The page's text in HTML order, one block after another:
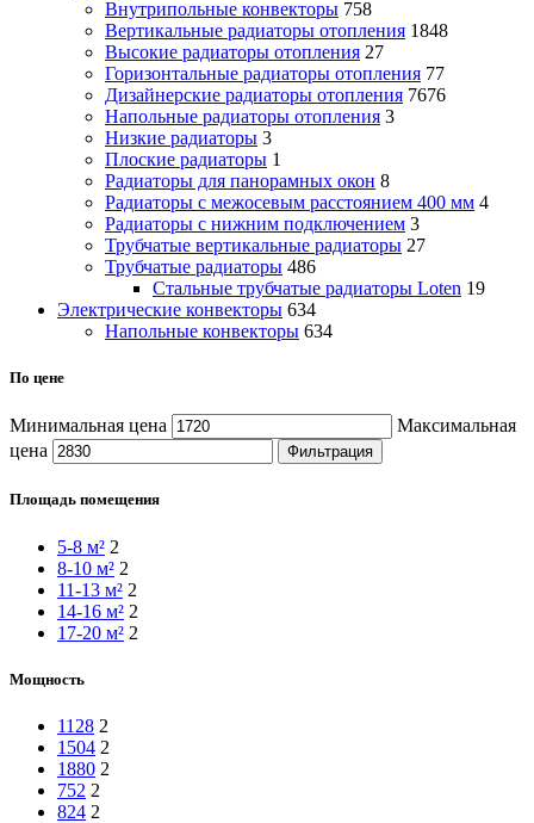
Внутрипольные конвекторы 758
Вертикальные радиаторы отопления 1848
Высокие радиаторы отопления 27
Горизонтальные радиаторы отопления 77
Дизайнерские радиаторы отопления 7676
Напольные радиаторы отопления 3
Низкие радиаторы 3
Плоские радиаторы 1
Радиаторы для панорамных окон 8
Радиаторы с межосевым расстоянием 400 мм 4
Радиаторы с нижним подключением 3
Трубчатые вертикальные радиаторы 27
Трубчатые радиаторы 486
Cтальные трубчатые радиаторы Loten 19
Электрические конвекторы 634
Напольные конвекторы 634
По цене
Минимальная цена
Максимальная
цена
Фильтрация
Площадь помещения
5-8 м² 2
8-10 м² 2
11-13 м² 2
14-16 м² 2
17-20 м² 2
Мощность
1128 2
1504 2
1880 2
752 2
824 2